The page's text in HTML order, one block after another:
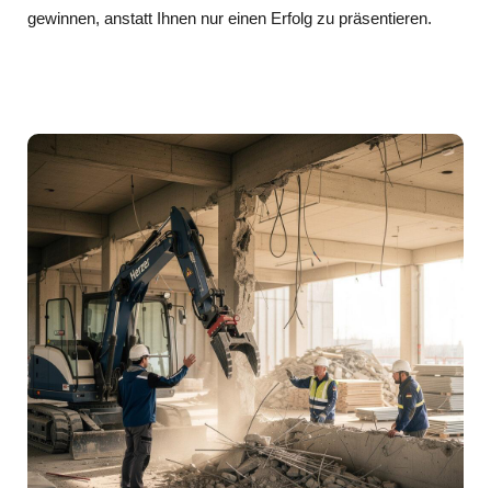
gewinnen, anstatt Ihnen nur einen Erfolg zu präsentieren.